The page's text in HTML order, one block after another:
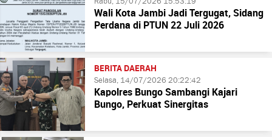
Wali Kota Jambi Jadi Tergugat, Sidang
Perdana di PTUN 22 Juli 2026
BERITA DAERAH
Selasa, 14/07/2026 20:22:42
Kapolres Bungo Sambangi Kajari
Bungo, Perkuat Sinergitas